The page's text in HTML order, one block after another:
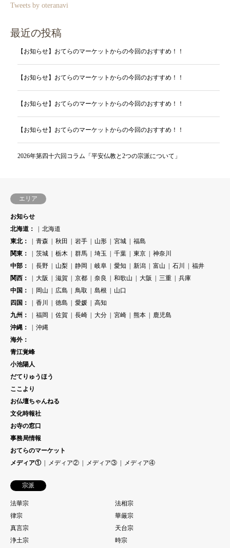
Tweets by oteranavi
最近の投稿
【お知らせ】おてらのマーケットからの今回のおすすめ！！
【お知らせ】おてらのマーケットからの今回のおすすめ！！
【お知らせ】おてらのマーケットからの今回のおすすめ！！
【お知らせ】おてらのマーケットからの今回のおすすめ！！
2026年第四十六回コラム「平安仏教と2つの宗派について」
エリア
お知らせ
北海道：
北海道
東北：
青森 秋田 岩手 山形 宮城
福島
関東：
茨城 栃木 群馬 埼玉 千葉 東京
神奈川
中部：
長野 山梨 静岡 岐阜 愛知 新潟 富山 石川
福井
関西：
大阪 滋賀 京都 奈良 和歌山 大阪 三重
兵庫
中国：
岡山 広島 鳥取 島根
山口
四国：
香川 徳島 愛媛
高知
九州：
福岡 佐賀 長崎 大分 宮崎 熊本
鹿児島
沖縄：
沖縄
海外：
青江覚峰
小池陽人
だてりゅうほう
ここより
お仏壇ちゃんねる
文化時報社
お寺の窓口
事務局情報
おてらのマーケット
メディア①
メディア② メディア③ メディア④
宗派
法華宗
法相宗
律宗
華厳宗
真言宗
天台宗
浄土宗
時宗